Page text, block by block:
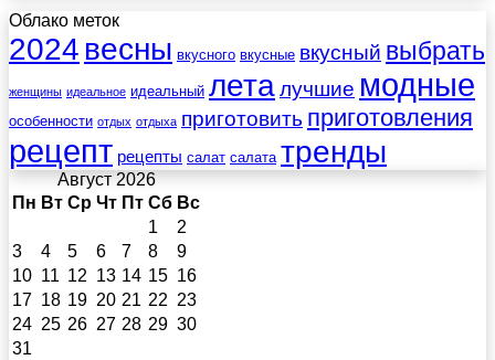
Облако меток
2024 весны вкусного вкусные вкусный выбрать
женщины идеальное идеальный леталучшие модные
особенности отдых отдыха приготовить приготовления
рецепт рецепты салат салата тренды
Август 2026
Пн Вт Ср Чт Пт Сб Вс
1
2
3
4 5 6 7 8
9
10 11 12 13 14 15 16
17 18 19 20 21 22 23
24 25 26 27 28 29 30
31